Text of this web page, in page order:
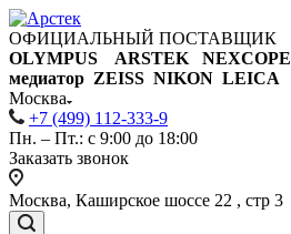
ОФИЦИАЛЬНЫЙ ПОСТАВЩИК
OLYMPUS ARSTEK NEXCOPE
медиатор ZEISS NIKON LEICA
Москва
+7 (499) 112-333-9
Пн. – Пт.: с 9:00 до 18:00
Заказать звонок
Москва, Каширское шоссе 22 , стр 3